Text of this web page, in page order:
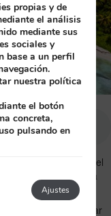
, piensa no solo en el
puedes hacer para
solicitada y popular
propias y de
el análisis
mediante sus
sociales y
base a un perfil
nuestra política
el botón
concreta,
pulsando en
Ajustes